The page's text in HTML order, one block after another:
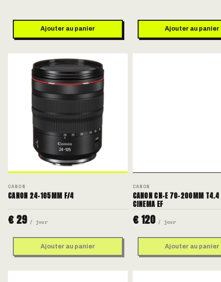
Ajouter au panier Ajouter au panier
CANON
CANON 24-105MM F/4
€ 29 / jour
Ajouter au panier
CANON
CANON CN-E 70-200MM T4.4
CINEMA EF
€ 120 / jour
Ajouter au panier